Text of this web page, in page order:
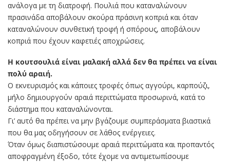
ανάλογα με τη διατροφή. Πουλιά που καταναλώνουν
πρασινάδα αποβάλουν σκούρα πράσινη κοπριά και όταν
καταναλώνουν συνθετική τροφή ή σπόρους, αποβάλουν
κοπριά που έχουν καφετιές αποχρώσεις.
Η κουτσουλιά είναι μαλακή αλλά δεν θα πρέπει να είναι
πολύ αραιή.
Ο εκνευρισμός και κάποιες τροφές όπως αγγούρι, καρπούζι,
μήλο δημιουργούν αραιά περιττώματα προσωρινά, κατά το
διάστημα που καταναλώνονται.
Γι’ αυτό θα πρέπει να μην βγάζουμε συμπεράσματα βιαστικά
που θα μας οδηγήσουν σε λάθος ενέργειες.
Όταν όμως διαπιστώσουμε αραιά περιττώματα και προπαντός
αποφραγμένη έξοδο, τότε έχομε να αντιμετωπίσουμε